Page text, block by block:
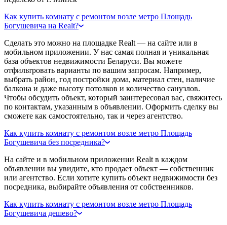
Как купить комнату с ремонтом возле метро Площадь
Богушевича на Realt?
Сделать это можно на площадке Realt — на сайте или в
мобильном приложении. У нас самая полная и уникальная
база объектов недвижимости Беларуси. Вы можете
отфильтровать варианты по вашим запросам. Например,
выбрать район, год постройки дома, материал стен, наличие
балкона и даже высоту потолков и количество санузлов.
Чтобы обсудить объект, который заинтересовал вас, свяжитесь
по контактам, указанным в объявлении. Оформить сделку вы
сможете как самостоятельно, так и через агентство.
Как купить комнату с ремонтом возле метро Площадь
Богушевича без посредника?
На сайте и в мобильном приложении Realt в каждом
объявлении вы увидите, кто продает объект — собственник
или агентство. Если хотите купить объект недвижимости без
посредника, выбирайте объявления от собственников.
Как купить комнату с ремонтом возле метро Площадь
Богушевича дешево?